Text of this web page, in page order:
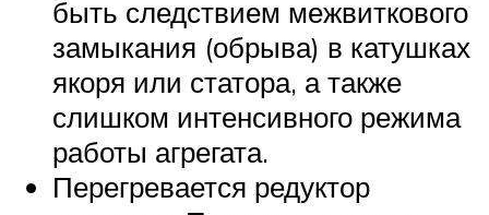
быть следствием межвиткового
замыкания (обрыва) в катушках
якоря или статора, а также
слишком интенсивного режима
работы агрегата.
Перегревается редуктор